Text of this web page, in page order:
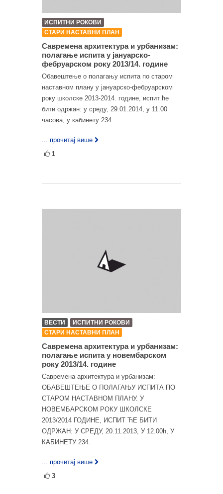
ИСПИТНИ РОКОВИ
СТАРИ НАСТАВНИ ПЛАН
Савремена архитектура и урбанизам:
полагањe испита у јануарско-
фебруарском року 2013/14. године
Обавештење о полагању испита по старом
наставном плану у јануарско-фебруарском
року школске 2013-2014. године, испит ће
бити одржан: у среду, 29.01.2014, у 11.00
часова, у кабинету 234.
... прочитај више
1
ВЕСТИ
ИСПИТНИ РОКОВИ
СТАРИ НАСТАВНИ ПЛАН
Савремена архитектура и урбанизам:
полагањe испита у новембарском
року 2013/14. године
Савремена архитектура и урбанизам:
ОБАВЕШТЕЊЕ О ПОЛАГАЊУ ИСПИТА ПО
СТАРОМ НАСТАВНОМ ПЛАНУ. У
НОВЕМБАРСКОМ РОКУ ШКОЛСКЕ
2013/2014 ГОДИНЕ, ИСПИТ ЋЕ БИТИ
ОДРЖАН: У СРЕДУ, 20.11.2013, У 12.00h, У
КАБИНЕТУ 234.
... прочитај више
3